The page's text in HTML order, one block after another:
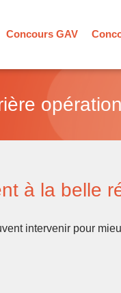
Concours GAV
à la belle
intervenir pour